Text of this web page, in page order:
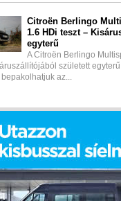
Citroën Berlingo
1.6 HDi teszt –
egyterű
A Citroën Berlingo
született
az...